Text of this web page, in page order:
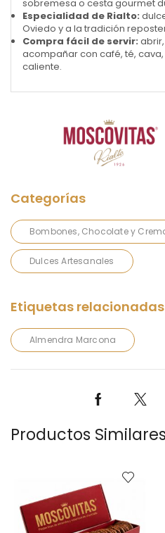
sobremesa o cesta gourmet
Especialidad de Rialto:
Oviedo y a la tradición
Compra fácil de servir:
acompañar con café, té,
caliente.
Bombones, Chocolate y
Dulces Artesanales
Almendra Marcona
Productos